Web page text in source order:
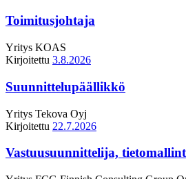
Toimitusjohtaja
Yritys KOAS
Kirjoitettu 3.8.2026
Suunnittelupäällikkö
Yritys Tekova Oyj
Kirjoitettu 22.7.2026
Vastuusuunnittelija,